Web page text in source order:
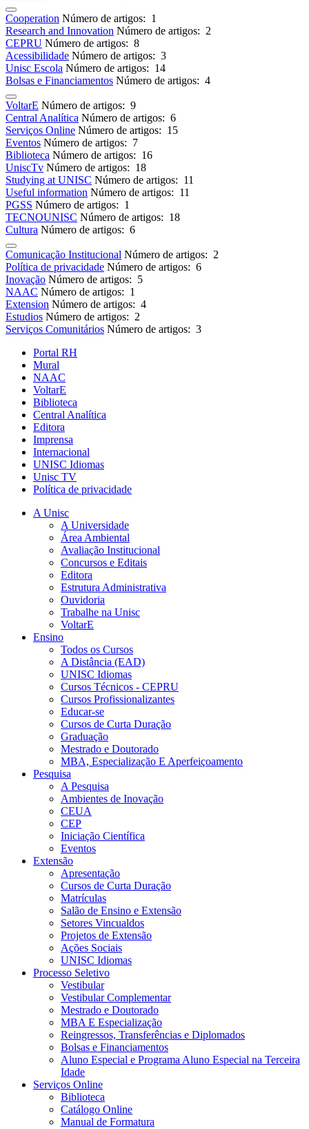
Cooperation Número de artigos: 1
Research and Innovation Número de artigos: 2
CEPRU Número de artigos: 8
Acessibilidade Número de artigos: 3
Unisc Escola Número de artigos: 14
Bolsas e Financiamentos Número de artigos: 4
VoltarE Número de artigos: 9
Central Analítica Número de artigos: 6
Serviços Online Número de artigos: 15
Eventos Número de artigos: 7
Biblioteca Número de artigos: 16
UniscTv Número de artigos: 18
Studying at UNISC Número de artigos: 11
Useful information Número de artigos: 11
PGSS Número de artigos: 1
TECNOUNISC Número de artigos: 18
Cultura Número de artigos: 6
Comunicação Institucional Número de artigos: 2
Política de privacidade Número de artigos: 6
Inovação Número de artigos: 5
NAAC Número de artigos: 1
Extension Número de artigos: 4
Estudios Número de artigos: 2
Serviços Comunitários Número de artigos: 3
Portal RH
Mural
NAAC
VoltarE
Biblioteca
Central Analítica
Editora
Imprensa
Internacional
UNISC Idiomas
Unisc TV
Política de privacidade
A Unisc
A Universidade
Área Ambiental
Avaliação Institucional
Concursos e Editais
Editora
Estrutura Administrativa
Ouvidoria
Trabalhe na Unisc
VoltarE
Ensino
Todos os Cursos
A Distância (EAD)
UNISC Idiomas
Cursos Técnicos - CEPRU
Cursos Profissionalizantes
Educar-se
Cursos de Curta Duração
Graduação
Mestrado e Doutorado
MBA, Especialização E Aperfeiçoamento
Pesquisa
A Pesquisa
Ambientes de Inovação
CEUA
CEP
Iniciação Científica
Eventos
Extensão
Apresentação
Cursos de Curta Duração
Matrículas
Salão de Ensino e Extensão
Setores Vincualdos
Projetos de Extensão
Ações Sociais
UNISC Idiomas
Processo Seletivo
Vestibular
Vestibular Complementar
Mestrado e Doutorado
MBA E Especialização
Reingressos, Transferências e Diplomados
Bolsas e Financiamentos
Aluno Especial e Programa Aluno Especial na Terceira
Idade
Serviços Online
Biblioteca
Catálogo Online
Manual de Formatura